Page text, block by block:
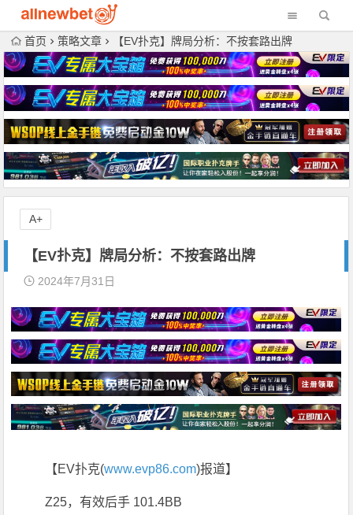
首页 策略文章 【EV扑克】牌局分析：不按套路出牌
【EV扑克】牌局分析：不按套路出牌
2024年7月31日
【EV扑克(www.evp86.com)报道】
Z25，有效后手 101.4BB
A+